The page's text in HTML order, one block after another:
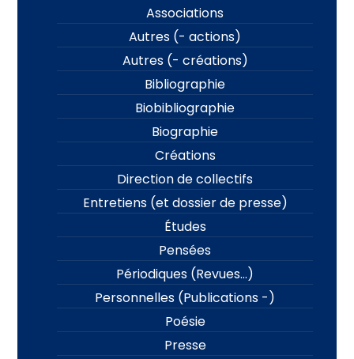
Associations
Autres (- actions)
Autres (- créations)
Bibliographie
Biobibliographie
Biographie
Créations
Direction de collectifs
Entretiens (et dossier de presse)
Études
Pensées
Périodiques (Revues…)
Personnelles (Publications -)
Poésie
Presse